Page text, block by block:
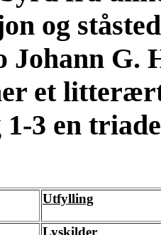
og
Johann G.
et
3 en
Utfylling